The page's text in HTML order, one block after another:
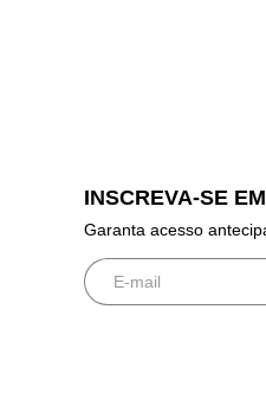
INSCREVA-SE
Garanta acesso